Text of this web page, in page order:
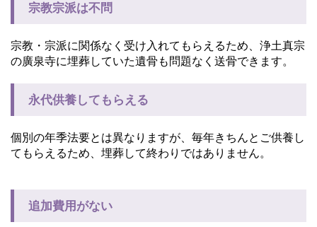
宗教宗派は不問
宗教・宗派に関係なく受け入れてもらえるため、浄土真宗
の廣泉寺に埋葬していた遺骨も問題なく送骨できます。
永代供養してもらえる
個別の年季法要とは異なりますが、毎年きちんとご供養し
てもらえるため、埋葬して終わりではありません。
追加費用がない